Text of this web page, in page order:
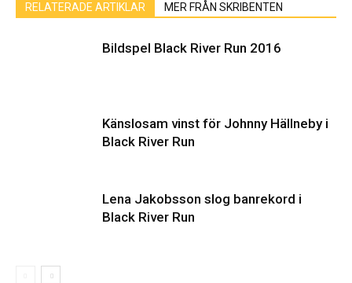
RELATERADE ARTIKLAR MER FRÅN SKRIBENTEN
Bildspel Black River Run 2016
Känslosam vinst för Johnny Hällneby i
Black River Run
Lena Jakobsson slog banrekord i
Black River Run